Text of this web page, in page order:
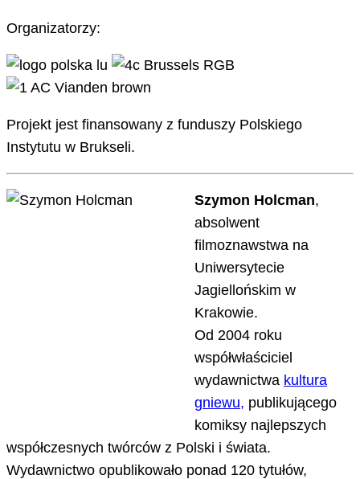
Organizatorzy:
Projekt jest finansowany z funduszy Polskiego
Instytutu w Brukseli.
Szymon Holcman,
absolwent
filmoznawstwa na
Uniwersytecie
Jagiellońskim w
Krakowie.
Od 2004 roku
współwłaściciel
wydawnictwa kultura
gniewu, publikującego
komiksy najlepszych
współczesnych twórców z Polski i świata.
Wydawnictwo opublikowało ponad 120 tytułów,